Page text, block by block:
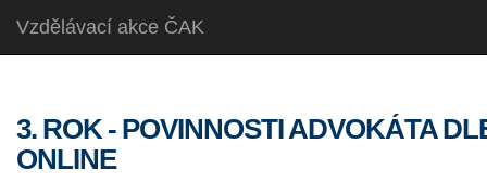
Vzdělávací akce ČAK
3. ROK - POVINNOSTI ADVOKÁTA
ONLINE